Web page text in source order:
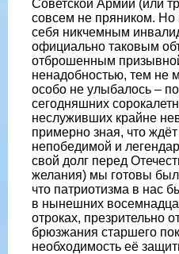
Советской Армии (или
совсем не пряником. Но
себя никчемным
официально таковым
отброшенным
ненадобностью, тем не
особо не улыбалось –
сегодняшних
неслуживших крайне
примерно зная, что
непобедимой и
свой долг перед
желания) мы готовы
что патриотизма в нас
в нынешних
отроках, презрительно
брюзжания старшего
необходимость её